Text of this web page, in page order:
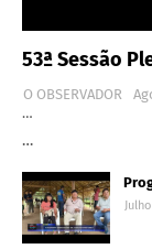
53ª Sessão
O OBSERVADOR
…
…